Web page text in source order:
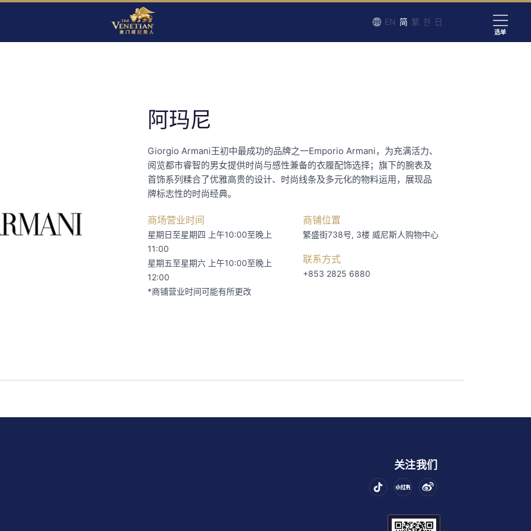
EN 简 繁 한 日
选单
阿玛尼
Giorgio Armani王初中最成功的品牌之一Emporio Armani，为充满活力、
阅览都市睿智的男女提供时尚与感性兼备的衣履配饰选择；旗下的腕表及
首饰系列糅合了优雅高贵的设计、时尚线条及多元化的物料运用，展现品
牌标志性的时尚经典。
商场营业时间
星期日至星期四 上午10:00至晚上
11:00
星期五至星期六 上午10:00至晚上
12:00
*商铺营业时间可能有所更改
商铺位置
繁盛街738号, 3楼 威尼斯人购物中心
联系方式
+853 2825 6880
关注我们